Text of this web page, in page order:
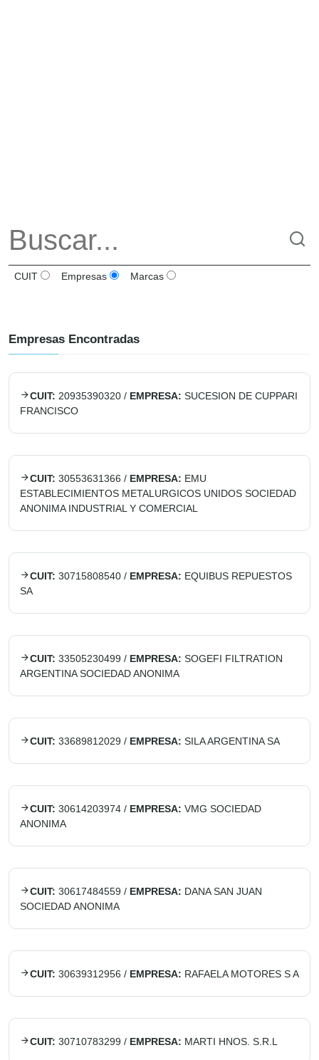
CUIT Empresas Marcas
Empresas Encontradas
CUIT: 20935390320 / EMPRESA: SUCESION DE CUPPARI
FRANCISCO
CUIT: 30553631366 / EMPRESA: EMU
ESTABLECIMIENTOS METALURGICOS UNIDOS SOCIEDAD
ANONIMA INDUSTRIAL Y COMERCIAL
CUIT: 30715808540 / EMPRESA: EQUIBUS REPUESTOS
SA
CUIT: 33505230499 / EMPRESA: SOGEFI FILTRATION
ARGENTINA SOCIEDAD ANONIMA
CUIT: 33689812029 / EMPRESA: SILA ARGENTINA SA
CUIT: 30614203974 / EMPRESA: VMG SOCIEDAD
ANONIMA
CUIT: 30617484559 / EMPRESA: DANA SAN JUAN
SOCIEDAD ANONIMA
CUIT: 30639312956 / EMPRESA: RAFAELA MOTORES S A
CUIT: 30710783299 / EMPRESA: MARTI HNOS. S.R.L